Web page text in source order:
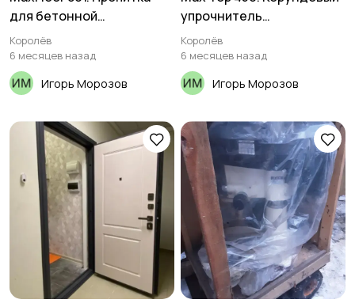
для бетонной
поверхности
Королёв
6 месяцев назад
Игорь Морозов
упрочнитель
поверхности бетонного
пола
Королёв
6 месяцев назад
Игорь Морозов